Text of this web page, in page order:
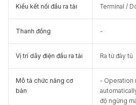
Kiểu kết nối đầu ra tải Terminal /
Thanh đồng -
Vị trí dây điện đầu ra tải Ra từ đáy tủ
Mô tả chức năng cơ
bản
- Operation
độ ngừng